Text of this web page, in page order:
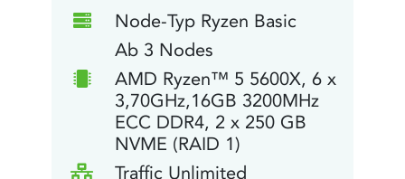
Node-Typ Ryzen Basic
Ab 3 Nodes
AMD Ryzen™ 5 5600X, 6 x
3,70GHz,16GB 3200MHz
ECC DDR4, 2 x 250 GB
NVME (RAID 1)
Traffic Unlimited